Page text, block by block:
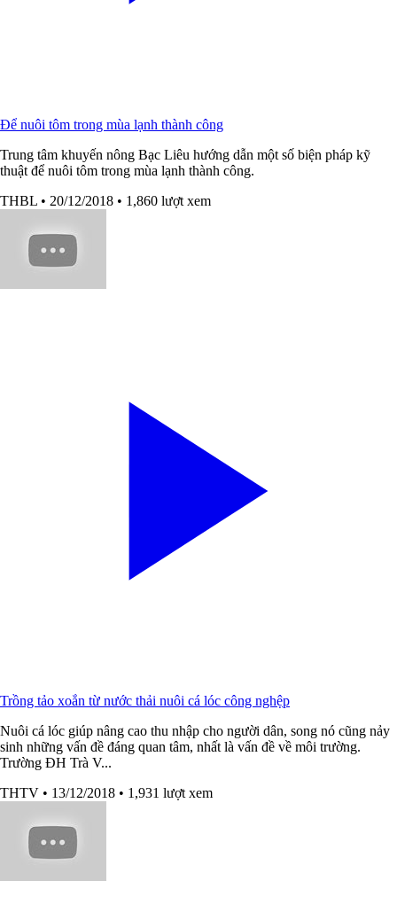
Để nuôi tôm trong mùa lạnh thành công
Trung tâm khuyến nông Bạc Liêu hướng dẫn một số biện pháp kỹ
thuật để nuôi tôm trong mùa lạnh thành công.
THBL • 20/12/2018 • 1,860 lượt xem
Trồng tảo xoắn từ nước thải nuôi cá lóc công nghệp
Nuôi cá lóc giúp nâng cao thu nhập cho người dân, song nó cũng nảy
sinh những vấn đề đáng quan tâm, nhất là vấn đề về môi trường.
Trường ĐH Trà V...
THTV • 13/12/2018 • 1,931 lượt xem